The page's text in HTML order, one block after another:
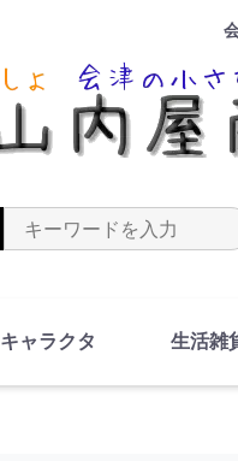
商品名やキーワードを入力
キャラクタ 生活雑